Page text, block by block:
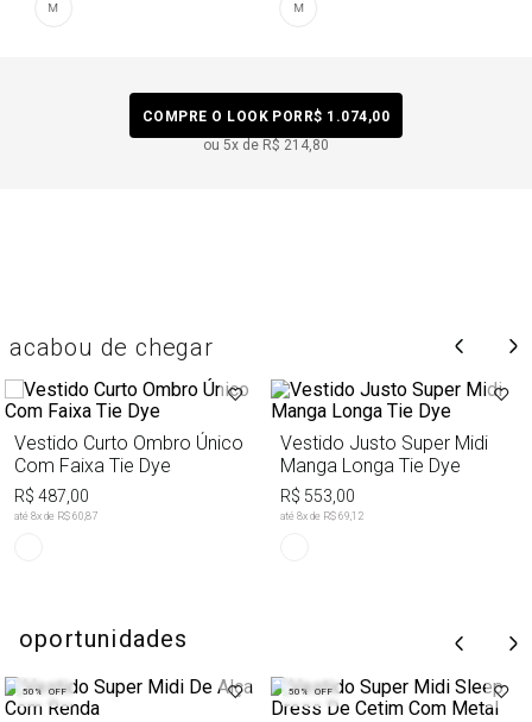
M M
ou 5x de R$ 214,80
COMPRE O LOOK POR R$ 1.074,00
acabou de chegar
Vestido Curto Ombro Único
Com Faixa Tie Dye
R$ 487,00
até 8x de R$ 60,87
Vestido Justo Super Midi
Manga Longa Tie Dye
R$ 553,00
até 8x de R$ 69,12
oportunidades
50% OFF 50% OFF